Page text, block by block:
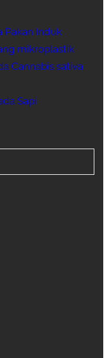
Pakan Induk
mikroplastik
Cannabis sativa
Sapi